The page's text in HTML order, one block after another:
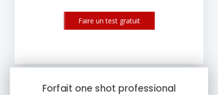
Faire un test gratuit
Forfait one shot professional